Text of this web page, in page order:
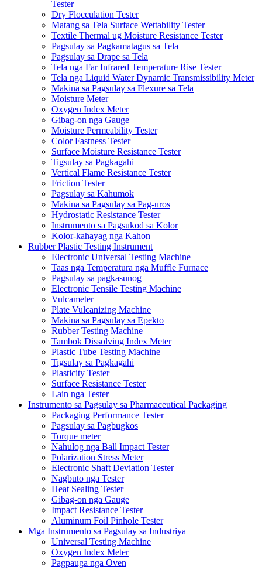
Tester
Dry Flocculation Tester
Matang sa Tela Surface Wettability Tester
Textile Thermal ug Moisture Resistance Tester
Pagsulay sa Pagkamatagus sa Tela
Pagsulay sa Drape sa Tela
Tela nga Far Infrared Temperature Rise Tester
Tela nga Liquid Water Dynamic Transmissibility Meter
Makina sa Pagsulay sa Flexure sa Tela
Moisture Meter
Oxygen Index Meter
Gibag-on nga Gauge
Moisture Permeability Tester
Color Fastness Tester
Surface Moisture Resistance Tester
Tigsulay sa Pagkagahi
Vertical Flame Resistance Tester
Friction Tester
Pagsulay sa Kahumok
Makina sa Pagsulay sa Pag-uros
Hydrostatic Resistance Tester
Instrumento sa Pagsukod sa Kolor
Kolor-kahayag nga Kahon
Rubber Plastic Testing Instrument
Electronic Universal Testing Machine
Taas nga Temperatura nga Muffle Furnace
Pagsulay sa pagkasunog
Electronic Tensile Testing Machine
Vulcameter
Plate Vulcanizing Machine
Makina sa Pagsulay sa Epekto
Rubber Testing Machine
Tambok Dissolving Index Meter
Plastic Tube Testing Machine
Tigsulay sa Pagkagahi
Plasticity Tester
Surface Resistance Tester
Lain nga Tester
Instrumento sa Pagsulay sa Pharmaceutical Packaging
Packaging Performance Tester
Pagsulay sa Pagbugkos
Torque meter
Nahulog nga Ball Impact Tester
Polarization Stress Meter
Electronic Shaft Deviation Tester
Nagbuto nga Tester
Heat Sealing Tester
Gibag-on nga Gauge
Impact Resistance Tester
Aluminum Foil Pinhole Tester
Mga Instrumento sa Pagsulay sa Industriya
Universal Testing Machine
Oxygen Index Meter
Pagpauga nga Oven